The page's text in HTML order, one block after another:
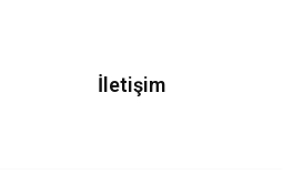
İletişim